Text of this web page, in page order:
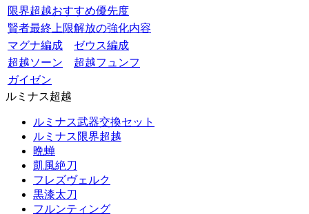
限界超越おすすめ優先度
賢者最終上限解放の強化内容
マグナ編成
ゼウス編成
超越ソーン
超越フュンフ
ガイゼン
ルミナス超越
ルミナス武器交換セット
ルミナス限界超越
晩蝉
凱風絶刀
フレズヴェルク
黒漆太刀
フルンティング